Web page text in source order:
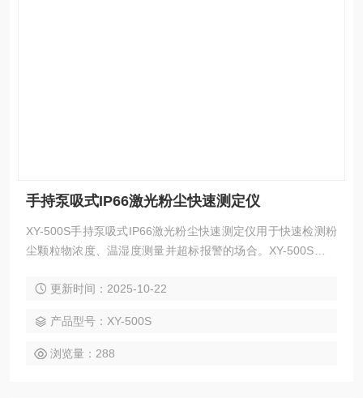
手持泵吸式IP66激光粉尘快速测定仪
XY-500S手持泵吸式IP66激光粉尘快速测定仪用于快速检测粉
尘颗粒物浓度、温湿度测量并超标报警的场合。XY-500S手持
前行业内著名的气体传感器，主要检测原理有：电化学、红
更新时间：2025-10-22
产品型号：XY-500S
浏览量：288